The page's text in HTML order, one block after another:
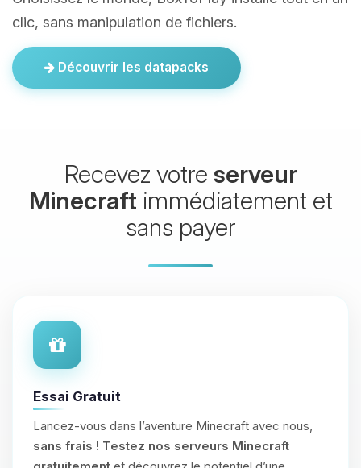
clic, sans manipulation de fichiers.
Découvrir les datapacks
Recevez votre serveur
Minecraft immédiatement et
sans payer
Essai Gratuit
Lancez-vous dans l’aventure Minecraft avec nous,
sans frais ! Testez nos serveurs Minecraft